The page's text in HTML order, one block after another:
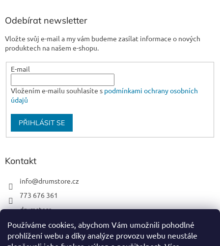
Používáme cookies, abychom Vám umožnili pohodlné
prohlížení webu a díky analýze provozu webu neustále
Odebírat newsletter
Vložte svůj e-mail a my vám budeme zasílat informace o nových
produktech na našem e-shopu.
E-mail
Vložením e-mailu souhlasíte s podmínkami ochrany osobních
údajů
PŘIHLÁSIT SE
Kontakt
info@drumstore.cz
773 676 361
drumstore
drumstore.cz
https://www.youtube.com/@DRUMSTOREPRAGUE